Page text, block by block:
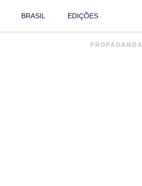
BRASIL EDIÇÕES
PROPAGANDA